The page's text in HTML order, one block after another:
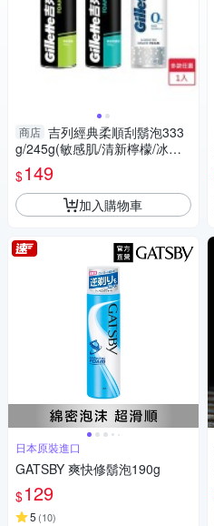
商店 吉列經典柔順刮鬍泡333
g/245g(敏感肌/清新檸檬/冰涼
清爽)【愛買】
$149
加入購物車
日本原裝進口
GATSBY 爽快修鬍泡190g
$129
5 (10)